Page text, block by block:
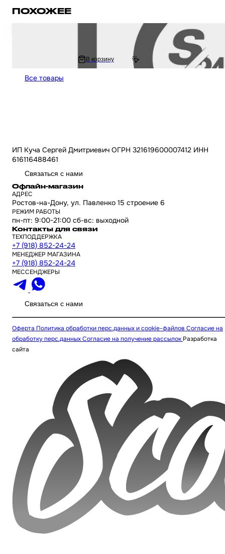
ПОХОЖЕЕ
Бейсболка универсальная для мотоцикла / скутера / мопеда и другой
В корзину
Все товары
ИП Куча Сергей Дмитриевич ОГРН 321619600007412 ИНН
616116488461
Связаться с нами
Офлайн-магазин
АДРЕС
Ростов-на-Дону, ул. Павленко 15 строение 6
РЕЖИМ РАБОТЫ
пн-пт: 9:00-21:00 сб-вс: выходной
Контакты для связи
ТЕХПОДДЕРЖКА
+7 (918) 852-24-24
МЕНЕДЖЕР МАГАЗИНА
+7 (918) 852-24-24
МЕССЕНДЖЕРЫ
Связаться с нами
Оферта Политика обработки перс.данных и cookie-файлов Согласие на
обработку перс.данныхСогласие на получение рассылок Разработка
сайта